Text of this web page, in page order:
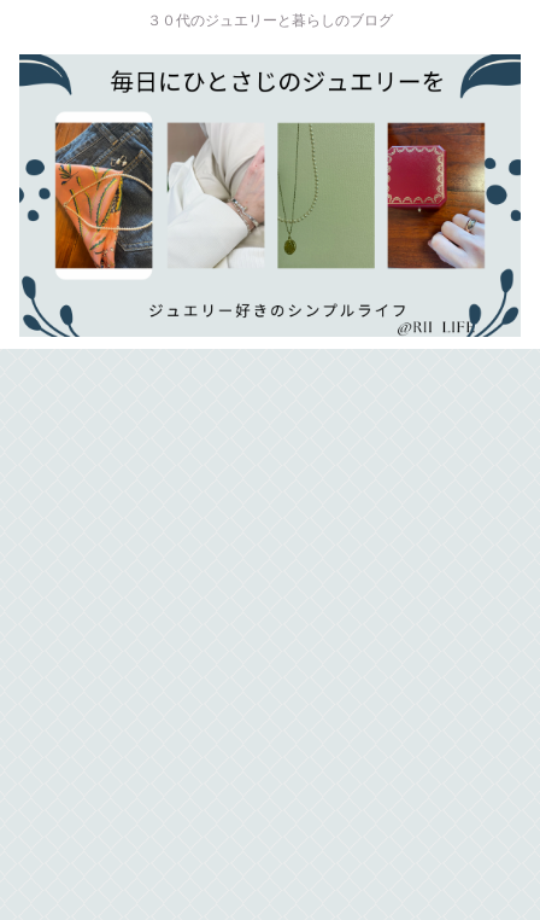
３０代のジュエリーと暮らしのブログ